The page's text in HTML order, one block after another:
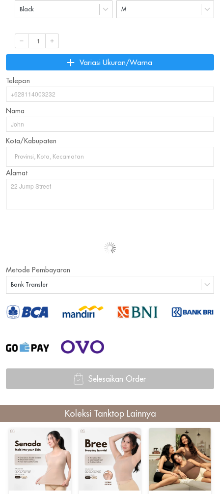
Black M
` Variasi Ukuran/Warna
Telepon
Nama
Kota/Kabupaten
Provinsi, Kota, Kecamatan
Alamat
Metode Pembayaran
Bank Transfer
` Selesaikan Order
Koleksi Tanktop Lainnya